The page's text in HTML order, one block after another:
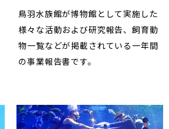
鳥羽水族館が博物館として実施した
様々な活動および研究報告、飼育動
物一覧などが掲載されている一年間
の事業報告書です。